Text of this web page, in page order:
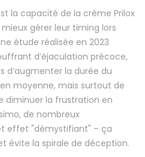
la capacité de la crème Prilox
gérer leur timing lors
étude réalisée en 2023
d’éjaculation précoce,
d’augmenter la durée du
moyenne, mais surtout de
diminuer la frustration en
de nombreux
effet "démystifiant" – ça
évite la spirale de déception.